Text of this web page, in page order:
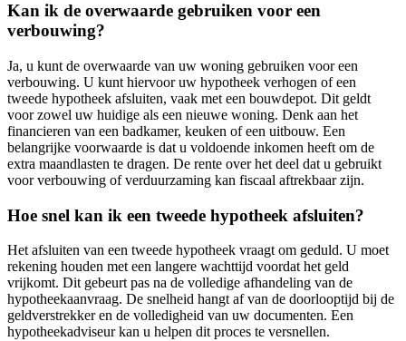
Kan ik de overwaarde gebruiken voor een
verbouwing?
Ja, u kunt de overwaarde van uw woning gebruiken voor een
verbouwing. U kunt hiervoor uw hypotheek verhogen of een
tweede hypotheek afsluiten, vaak met een bouwdepot. Dit geldt
voor zowel uw huidige als een nieuwe woning. Denk aan het
financieren van een badkamer, keuken of een uitbouw. Een
belangrijke voorwaarde is dat u voldoende inkomen heeft om de
extra maandlasten te dragen. De rente over het deel dat u gebruikt
voor verbouwing of verduurzaming kan fiscaal aftrekbaar zijn.
Hoe snel kan ik een tweede hypotheek afsluiten?
Het afsluiten van een tweede hypotheek vraagt om geduld. U moet
rekening houden met een langere wachttijd voordat het geld
vrijkomt. Dit gebeurt pas na de volledige afhandeling van de
hypotheekaanvraag. De snelheid hangt af van de doorlooptijd bij de
geldverstrekker en de volledigheid van uw documenten. Een
hypotheekadviseur kan u helpen dit proces te versnellen.